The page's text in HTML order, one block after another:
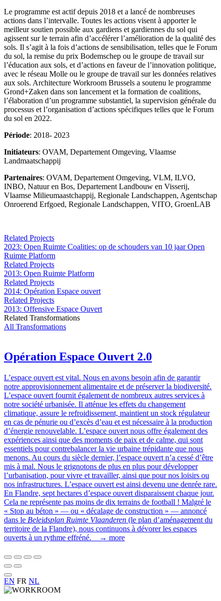
Le programme est actif depuis 2018 et a lancé de nombreuses
actions dans l’intervalle. Toutes les actions visent à apporter le
meilleur soutien possible aux gardiens et gardiennes du sol qui
agissent sur le terrain afin d’accélérer l’amélioration de la qualité des
sols. Il s’agit à la fois d’actions de sensibilisation, telles que le Forum
du sol, la remise du prix Bodemschep ou le groupe de travail sur
l’éducation aux sols, et d’actions en faveur de l’innovation politique,
avec le réseau Molle ou le groupe de travail sur les données relatives
aux sols. Architecture Workroom Brussels a soutenu le programme
Grond+Zaken dans son lancement et la formation de coalitions,
l’élaboration d’un programme substantiel, la supervision générale du
processus et l’organisation d’actions spécifiques telles que le Forum
du sol en 2022.
Période: 2018- 2023
Initiateurs: OVAM, Departement Omgeving, Vlaamse
Landmaatschappij
Partenaires: OVAM, Departement Omgeving, VLM, ILVO,
INBO, Natuur en Bos, Departement Landbouw en Visserij,
Vlaamse Milieumaastchappij, Regionale Landschappen, Agentschap
Onroerend Erfgoed, Regionale Landschappen, VITO, GroenLAB
Related Projects
2023: Open Ruimte Coalities: op de schouders van 10 jaar Open
Ruimte Platform
Related Projects
2013: Open Ruimte Platform
Related Projects
2014: Opération Espace ouvert
Related Projects
2013: Offensive Espace Ouvert
Related Transformations
All Transformations
Opération Espace Ouvert 2.0
L’espace ouvert est vital. Nous en avons besoin afin de garantir
notre approvisionnement alimentaire et de préserver la biodiversité.
L’espace ouvert fournit également de nombreux autres services à
notre société urbanisée. Il atténue les effets du changement
climatique, assure le refroidissement, maintient un stock régulateur
en cas de pénurie ou d’excès d’eau et est nécessaire à la production
d’énergie renouvelable. L’espace ouvert nous offre également des
expériences ainsi que des moments de paix et de calme, qui sont
essentiels pour contrebalancer la vie urbaine trépidante que nous
menons. Au cours du siècle dernier, l’espace ouvert n’a cessé d’être
mis à mal. Nous le grignotons de plus en plus pour développer
l’urbanisation, pour vivre et travailler, ainsi que pour nos loisirs ou
nos infrastructures. L’espace ouvert est ainsi devenu une denrée rare.
En Flandre, sept hectares d’espace ouvert disparaissent chaque jour.
Cela ne représente pas moins de dix terrains de football ! Malgré le
« Stop au béton » — ou « décalage de construction » — annoncé
dans le Beleidsplan Ruimte Vlaanderen (le plan d’aménagement du
territoire de la Flandre), nous continuons à dévorer les espaces
ouverts à un rythme effréné.
→ more
EN FR NL